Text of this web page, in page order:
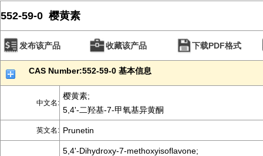
552-59-0 樱黄素
发布该产品 收藏该产品 下载PDF格式
CAS Number:552-59-0 基本信息
中文名:
樱黄素;
5,4'-二羟基-7-甲氧基异黄酮
英文名: Prunetin
5,4'-Dihydroxy-7-methoxyisoflavone;